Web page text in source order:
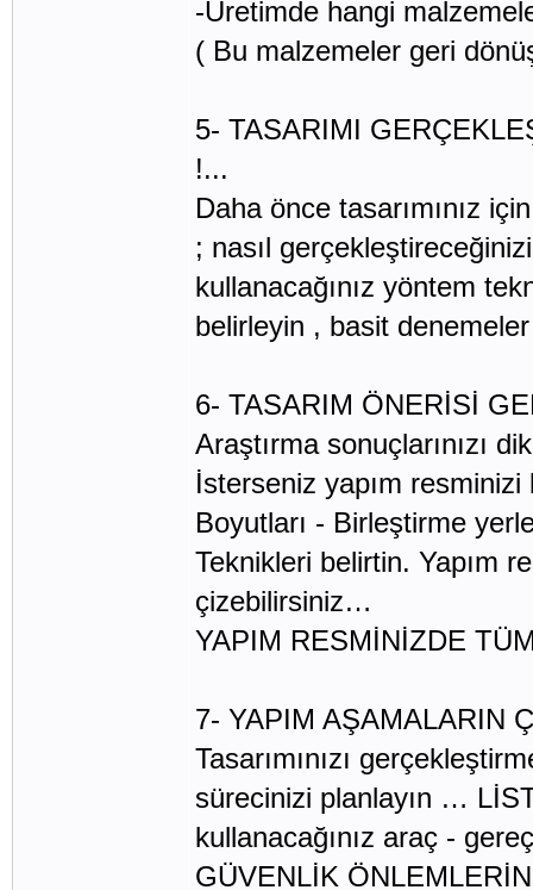
-Üretimde hangi
( Bu malzemeler geri
5- TASARIMI
!...
Daha önce tasarımınız
; nasıl
kullanacağınız yöntem
belirleyin , basit
6- TASARIM ÖNERİSİ
Araştırma sonuçlarınızı
İsterseniz yapım
Boyutları - Birleştirme
Teknikleri belirtin. Yapım
çizebilirsiniz…
YAPIM RESMİNİZDE
7- YAPIM AŞAMALARIN
Tasarımınızı
sürecinizi planlayın …
kullanacağınız araç -
GÜVENLİK